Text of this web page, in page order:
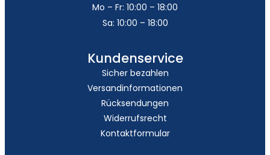
Mo – Fr: 10:00 – 18:00
Sa: 10:00 – 18:00
Kundenservice
Sicher bezahlen
Versandinformationen
Rücksendungen
Widerrufsrecht
Kontaktformular